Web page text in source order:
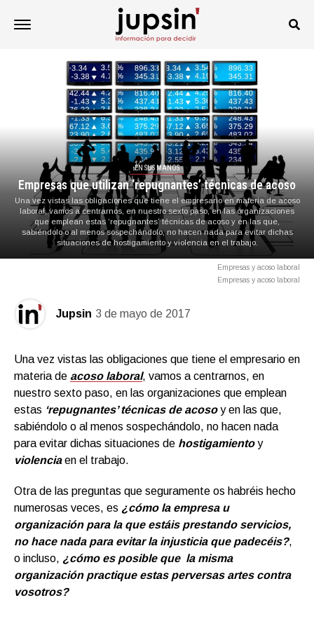
EN SUS MANOS
Empresas que utilizan ‘repugnantes’ técnicas de acoso
Una vez vistas las obligaciones que tiene el empresario en materia de acoso
laboral, vamos a centrarnos, en nuestro sexto paso, en las organizaciones
que emplean estas ‘repugnantes’ técnicas de acoso y en las que,
sabiéndolo o al menos sospechándolo, no hacen nada para evitar dichas
situaciones de hostigamiento y violencia en el trabajo.
Empresas y acoso laboral
Empresas y acoso laboral
Jupsin 3 de mayo de 2017
Una vez vistas las obligaciones que tiene el empresario en
materia de acoso laboral, vamos a centrarnos, en
nuestro sexto paso, en las organizaciones que emplean
estas ‘repugnantes’ técnicas de acosoy en las que,
sabiéndolo o al menos sospechándolo, no hacen nada
para evitar dichas situaciones de hostigamientoy
violencia en el trabajo.
Otra de las preguntas que seguramente os habréis hecho
numerosas veces, es ¿cómo la empresa u
organización para la que estáis prestando servicios,
no hace nada para evitar la injusticia que padecéis?,
o incluso, ¿cómo es posible que la misma
organización practique estas perversas artes contra
vosotros?